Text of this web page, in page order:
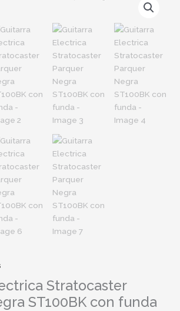
Stratocaster
ST100BK con funda